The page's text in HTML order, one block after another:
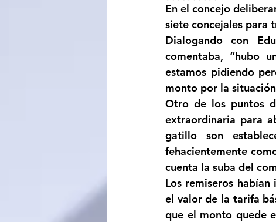
Sociedad Educación
En el concejo
siete concejales para
Dialogando con
comentaba, “hubo
estamos pidiendo
monto por la
Otro de los puntos
extraordinaria para
gatillo son
fehacientemente
cuenta la suba del
Los remiseros
el valor de la tarifa
que el monto quede